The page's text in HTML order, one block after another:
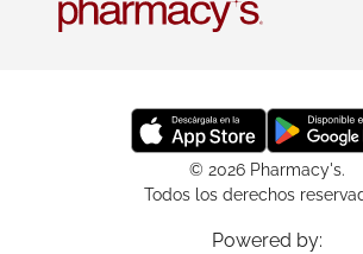
© 2026 Pharmacy's.
Todos los derechos
Powered by: